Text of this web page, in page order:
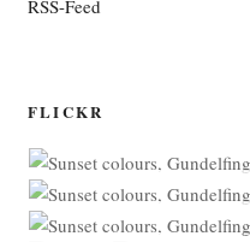
RSS-Feed
FLICKR